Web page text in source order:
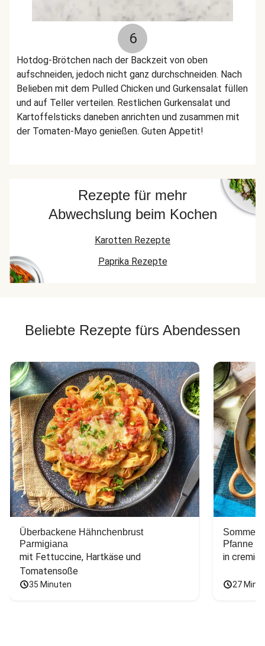
6
Hotdog-Brötchen nach der Backzeit von oben
aufschneiden, jedoch nicht ganz durchschneiden. Nach
Belieben mit dem Pulled Chicken und Gurkensalat füllen
und auf Teller verteilen. Restlichen Gurkensalat und
Kartoffelsticks daneben anrichten und zusammen mit
der Tomaten-Mayo genießen. Guten Appetit!
Rezepte für mehr
Abwechslung beim Kochen
Karotten Rezepte
Paprika Rezepte
Beliebte Rezepte fürs Abendessen
Überbackene Hähnchenbrust
Parmigiana
mit Fettuccine, Hartkäse und
Tomatensoße
35 Minuten
Pfanne
in
27